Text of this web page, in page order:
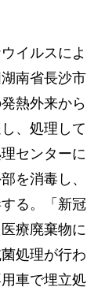
イルスによ
南省長沙市
熱外来から
、処理して
センターに
を消毒し、
る。「新冠
療廃棄物に
処理が行わ
車で埋立処